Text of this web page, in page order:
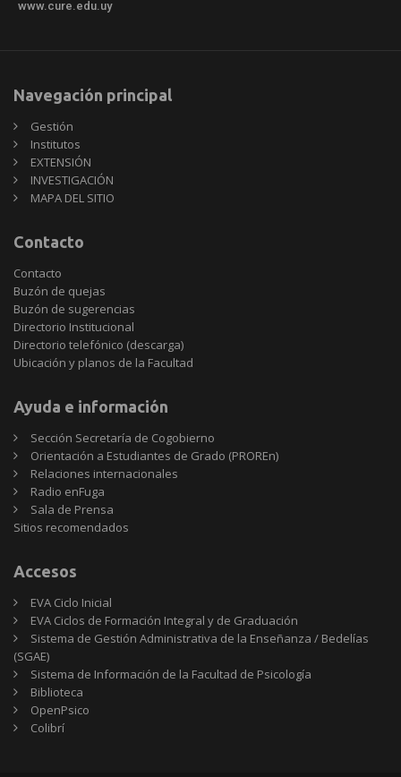
www.cure.edu.uy
Navegación principal
Gestión
Institutos
EXTENSIÓN
INVESTIGACIÓN
MAPA DEL SITIO
Contacto
Contacto
Buzón de quejas
Buzón de sugerencias
Directorio Institucional
Directorio telefónico (descarga)
Ubicación y planos de la Facultad
Ayuda e información
Sección Secretaría de Cogobierno
Orientación a Estudiantes de Grado (PROREn)
Relaciones internacionales
Radio enFuga
Sala de Prensa
Sitios
Sitios recomendados
Accesos
EVA Ciclo Inicial
EVA Ciclos de Formación Integral y de Graduación
Sistema de Gestión Administrativa de la Enseñanza / Bedelías
(SGAE)
Sistema de Información de la Facultad de Psicología
Biblioteca
OpenPsico
Colibrí